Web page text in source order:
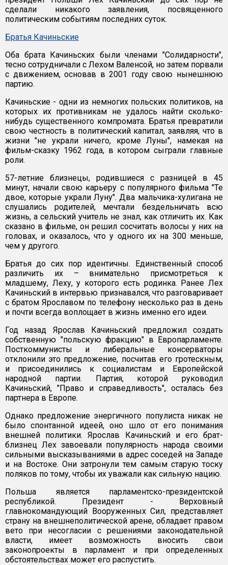
сделали никакого заявления, посвященного
политическим событиям последних суток.
Братья Качиньские
Оба брата Качиньских были членами "Солидарности",
тесно сотрудничали с Лехом Валенсой, но затем порвали
с движением, основав в 2001 году свою нынешнюю
партию.
Качиньские - одни из немногих польских политиков, на
которых их противникам не удалось найти сколько-
нибудь существенного компромата. Братья превратили
свою честность в политический капитал, заявляя, что в
жизни "не украли ничего, кроме Луны", намекая на
фильм-сказку 1962 года, в котором сыграли главные
роли.
57-летние близнецы, родившиеся с разницей в 45
минут, начали свою карьеру с популярного фильма "Те
двое, которые украли Луну". Два мальчика-хулигана не
слушались родителей, мечтали бездельничать всю
жизнь, а сельский учитель не знал, как отличить их. Как
сказано в фильме, он решил сосчитать волосы у них на
головах, и оказалось, что у одного их на 300 меньше,
чем у другого.
Братья до сих пор идентичны. Единственный способ
различить их – внимательно присмотреться к
младшему, Леху, у которого есть родинка. Ранее Лех
Качиньский в интервью признавался, что разговаривает
с братом Ярославом по телефону несколько раз в день
и почти всегда воплощает в жизнь именно его идеи.
Год назад Ярослав Качиньский предложил создать
собственную "польскую фракцию" в Европарламенте.
Посткоммунисты и либеральные консерваторы
отклонили это предложение, посчитав его гротескным,
и присоединились к социалистам и Европейской
народной партии. Партия, которой руководил
Качиньский, "Право и справедливость", осталась без
партнера в Европе.
Однако предложение энергичного популиста никак не
было спонтанной идеей, оно шло от его понимания
внешней политики. Ярослав Качиньский и его брат-
близнец Лех завоевали популярность народа своими
сильными высказываниями в адрес соседей на Западе
и на Востоке. Они затронули тем самым старую тоску
поляков по тому, чтобы их уважали как сильную нацию.
Польша является парламентско-президентской
республикой. Президент - Верховный
главнокомандующий Вооруженных Сил, представляет
страну на внешнеполитической арене, обладает правом
вето при несогласии с решениями законодательной
власти, имеет возможность вносить свои
законопроекты в парламент и при определенных
обстоятельствах может его распустить.